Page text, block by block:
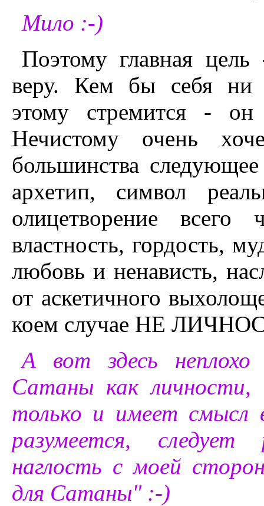
Мило :-)
Поэтому главная
веру. Кем бы себя ни
этому стремится - он
Нечистому очень
большинства
архетип, символ
олицетворение всего
властность, гордость,
любовь и ненависть,
от аскетичного
коем случае НЕ
А вот здесь
Сатаны как
только и имеет смысл
разумеется,
наглость с моей
для Сатаны" :-)